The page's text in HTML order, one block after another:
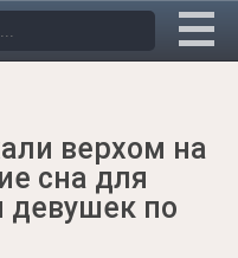
верхом на
сна для
по